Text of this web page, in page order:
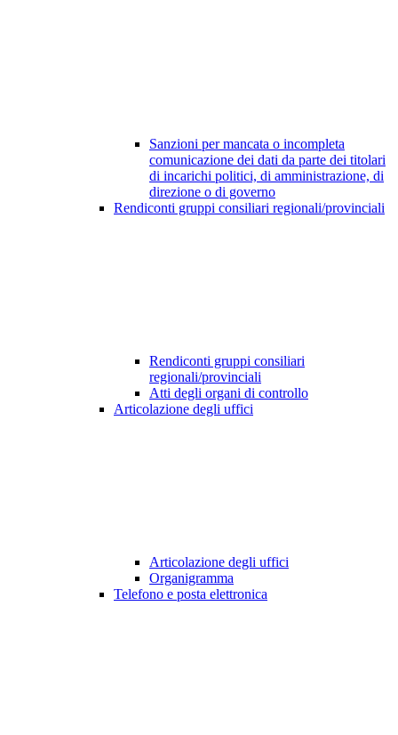
Sanzioni per mancata o incompleta
comunicazione dei dati da parte dei titolari
di incarichi politici, di amministrazione, di
direzione o di governo
Rendiconti gruppi consiliari regionali/provinciali
Rendiconti gruppi consiliari
regionali/provinciali
Atti degli organi di controllo
Articolazione degli uffici
Articolazione degli uffici
Organigramma
Telefono e posta elettronica